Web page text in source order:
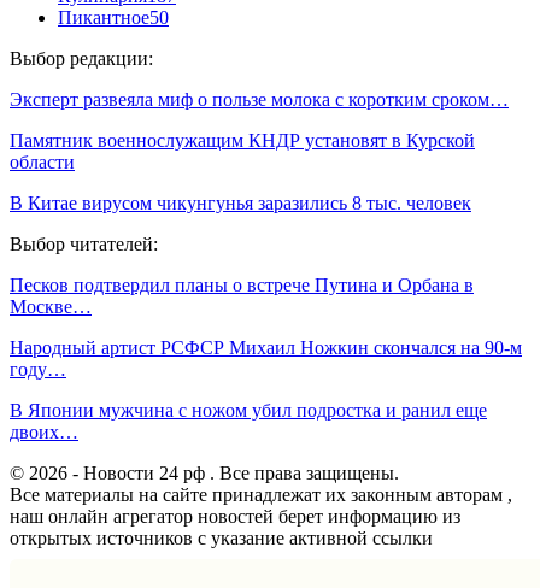
Пикантное50
Выбор редакции:
Эксперт развеяла миф о пользе молока с коротким сроком…
Памятник военнослужащим КНДР установят в Курской
области
В Китае вирусом чикунгунья заразились 8 тыс. человек
Выбор читателей:
Песков подтвердил планы о встрече Путина и Орбана в
Москве…
Народный артист РСФСР Михаил Ножкин скончался на 90-м
году…
В Японии мужчина с ножом убил подростка и ранил еще
двоих…
© 2026 - Новости 24 рф . Все права защищены.
Все материалы на сайте принадлежат их законным авторам ,
наш онлайн агрегатор новостей берет информацию из
открытых источников с указание активной ссылки